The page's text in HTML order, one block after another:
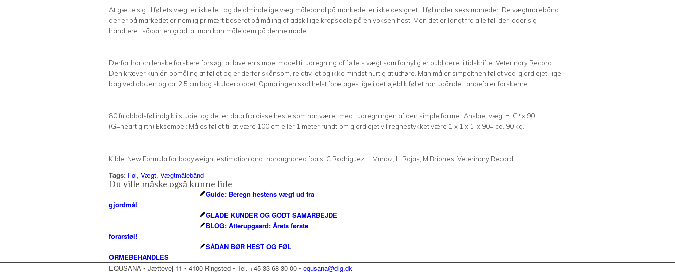
At gætte sig til føllets vægt er ikke let, og de almindelige vægtmålebånd på markedet er ikke designet til føl under seks måneder. De vægtmålebånd
der er på markedet er nemlig primært baseret på måling af adskillige kropsdele på en voksen hest. Men det er langt fra alle føl, der lader sig
håndtere i sådan en grad, at man kan måle dem på denne måde.
Derfor har chilenske forskere forsøgt at lave en simpel model til udregning af føllets vægt som fornylig er publiceret i tidskriftet Veterinary Record.
Den kræver kun én opmåling af føllet og er derfor skånsom, relativ let og ikke mindst hurtig at udføre. Man måler simpelthen føllet ved ’gjordlejet’ lige
bag ved albuen og ca. 2,5 cm bag skulderbladet. Opmålingen skal helst foretages lige i det øjeblik føllet har udåndet, anbefaler forskerne.
80 fuldblodsføl indgik i studiet og det er data fra disse heste som har været med i udregningen af den simple formel: Anslået vægt = G³ x 90
(G=heart girth) Eksempel: Måles føllet til at være 100 cm eller 1 meter rundt om gjordlejet vil regnestykket være 1 x 1 x 1 x 90= ca. 90 kg.
Kilde: New Formula for bodyweight estimation and thoroughbred foals. C Rodriguez, L Munoz, H Rojas, M Briones, Veterinary Record.
Tags: Føl, Vægt, Vægtmålebånd
Du ville måske også kunne lide
Guide: Beregn hestens vægt ud fra
gjordmål
GLADE KUNDER OG GODT SAMARBEJDE
BLOG: Atterupgaard: Årets første
forårsføl!
SÅDAN BØR HEST OG FØL
ORMEBEHANDLES
EQUSANA • Jættevej 11 • 4100 Ringsted • Tel. +45 33 68 30 00 • equsana@dlg.dk